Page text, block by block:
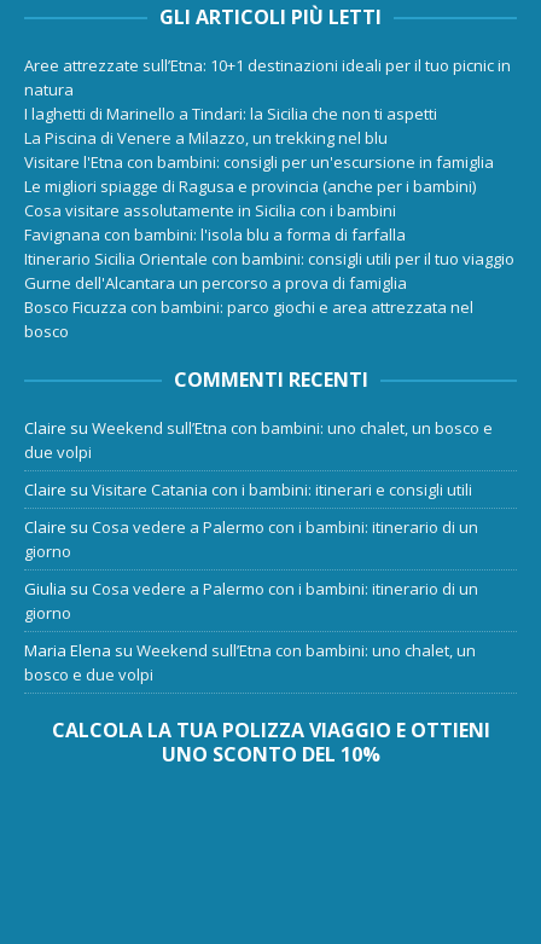
GLI ARTICOLI PIÙ LETTI
Aree attrezzate sull’Etna: 10+1 destinazioni ideali per il tuo picnic in
natura
I laghetti di Marinello a Tindari: la Sicilia che non ti aspetti
La Piscina di Venere a Milazzo, un trekking nel blu
Visitare l'Etna con bambini: consigli per un'escursione in famiglia
Le migliori spiagge di Ragusa e provincia (anche per i bambini)
Cosa visitare assolutamente in Sicilia con i bambini
Favignana con bambini: l'isola blu a forma di farfalla
Itinerario Sicilia Orientale con bambini: consigli utili per il tuo viaggio
Gurne dell'Alcantara un percorso a prova di famiglia
Bosco Ficuzza con bambini: parco giochi e area attrezzata nel
bosco
COMMENTI RECENTI
Claire su Weekend sull’Etna con bambini: uno chalet, un bosco e
due volpi
Claire su Visitare Catania con i bambini: itinerari e consigli utili
Claire su Cosa vedere a Palermo con i bambini: itinerario di un
giorno
Giulia su Cosa vedere a Palermo con i bambini: itinerario di un
giorno
Maria Elena su Weekend sull’Etna con bambini: uno chalet, un
bosco e due volpi
CALCOLA LA TUA POLIZZA VIAGGIO E OTTIENI
UNO SCONTO DEL 10%